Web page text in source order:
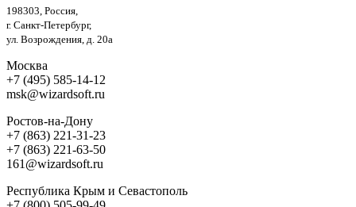
198303, Россия,
г. Санкт-Петербург,
ул. Возрождения, д. 20а
Москва
+7 (495) 585-14-12
msk@wizardsoft.ru
Ростов-на-Дону
+7 (863) 221-31-23
+7 (863) 221-63-50
161@wizardsoft.ru
Республика Крым и Севастополь